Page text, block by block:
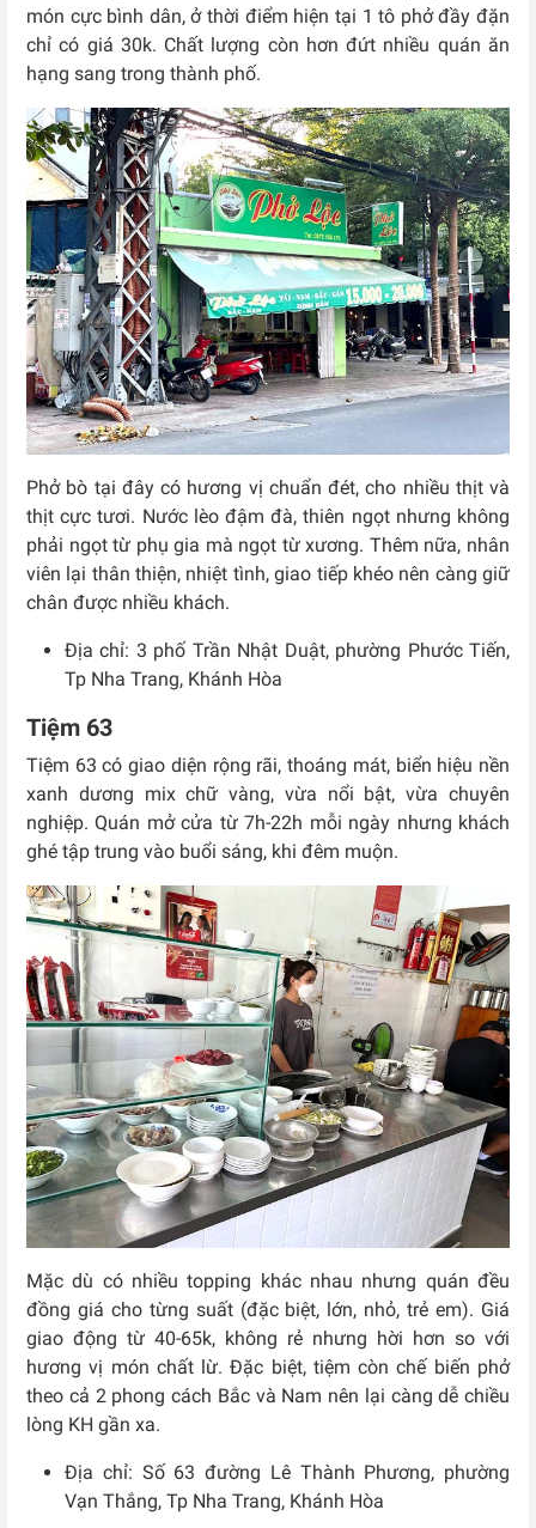
món cực bình dân, ở thời điểm hiện tại 1 tô phở đầy đặn
chỉ có giá 30k. Chất lượng còn hơn đứt nhiều quán ăn
hạng sang trong thành phố.
Phở bò tại đây có hương vị chuẩn đét, cho nhiều thịt và
thịt cực tươi. Nước lèo đậm đà, thiên ngọt nhưng không
phải ngọt từ phụ gia mà ngọt từ xương. Thêm nữa, nhân
viên lại thân thiện, nhiệt tình, giao tiếp khéo nên càng giữ
chân được nhiều khách.
Địa chỉ: 3 phố Trần Nhật Duật, phường Phước Tiến,
Tp Nha Trang, Khánh Hòa
Tiệm 63
Tiệm 63 có giao diện rộng rãi, thoáng mát, biển hiệu nền
xanh dương mix chữ vàng, vừa nổi bật, vừa chuyên
nghiệp. Quán mở cửa từ 7h-22h mỗi ngày nhưng khách
ghé tập trung vào buổi sáng, khi đêm muộn.
Mặc dù có nhiều topping khác nhau nhưng quán đều
đồng giá cho từng suất (đặc biệt, lớn, nhỏ, trẻ em). Giá
giao động từ 40-65k, không rẻ nhưng hời hơn so với
hương vị món chất lừ. Đặc biệt, tiệm còn chế biến phở
theo cả 2 phong cách Bắc và Nam nên lại càng dễ chiều
lòng KH gần xa.
Địa chỉ: Số 63 đường Lê Thành Phương, phường
Vạn Thắng, Tp Nha Trang, Khánh Hòa